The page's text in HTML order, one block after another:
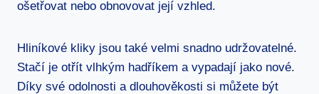
ošetřovat nebo obnovovat její vzhled.
Hliníkové kliky jsou také velmi snadno udržovatelné.
Stačí je otřít vlhkým hadříkem ⁣a vypadají jako nové.
Díky ⁣své odolnosti ⁣a dlouhověkosti si můžete být